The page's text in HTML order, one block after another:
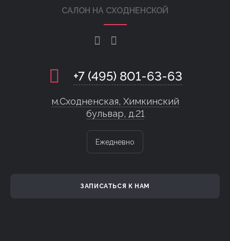
САЛОН НА СХОДНЕНСКОЙ
+7 (495) 801-63-63
м.Сходненская, Химкинский
бульвар, д.21
Ежедневно
ЗАПИСАТЬСЯ К НАМ